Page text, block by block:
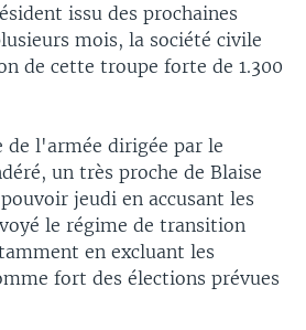
issu des prochaines
mois, la société civile
de cette troupe forte de 1.300
de l'armée dirigée par le
un très proche de Blaise
jeudi en accusant les
le régime de transition
en excluant les
fort des élections prévues